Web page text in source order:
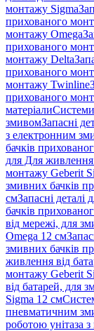
монтажу Sigma
прихованого
монтажу Omega
прихованого
монтажу Delta
прихованого
монтажу Twinline
прихованого
матеріали
змивомЗапасні
з електронним
бачків
для Для живлення
монтажу Geberit
змивних бачків
смЗапасні
бачків
від мережі, для
Omega 12 см
змивних бачків
живлення від
монтажу Geberit
від батарей, для
Sigma 12 см
пневматичним
роботою унітаза